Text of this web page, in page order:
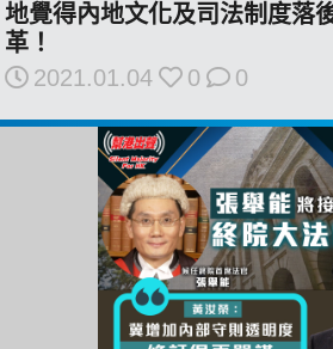
私
隱
地覺得內地文化及司法制度
革！
2021.01.04
0 0